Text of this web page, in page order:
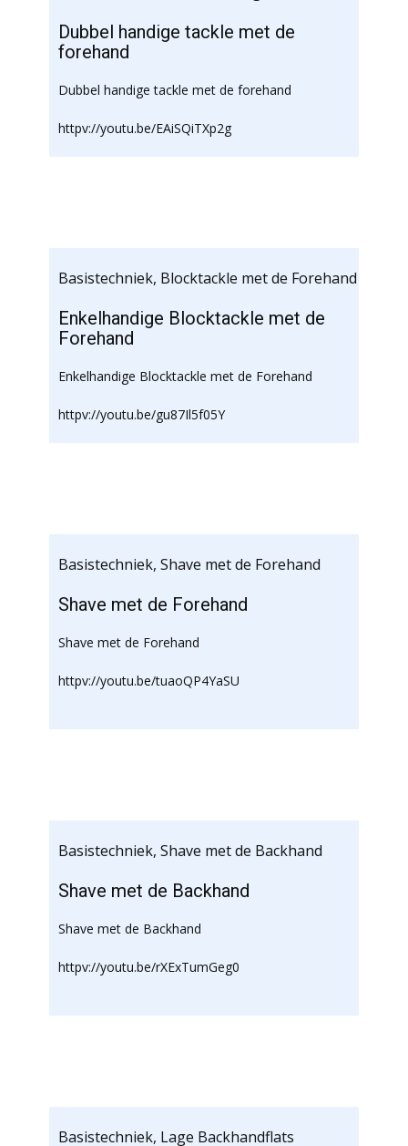
Dubbel handige tackle met de
forehand
Dubbel handige tackle met de forehand
httpv://youtu.be/EAiSQiTXp2g
Basistechniek, Blocktackle met de Forehand
Enkelhandige Blocktackle met de
Forehand
Enkelhandige Blocktackle met de Forehand
httpv://youtu.be/gu87Il5f05Y
Basistechniek, Shave met de Forehand
Shave met de Forehand
Shave met de Forehand
httpv://youtu.be/tuaoQP4YaSU
Basistechniek, Shave met de Backhand
Shave met de Backhand
Shave met de Backhand
httpv://youtu.be/rXExTumGeg0
Basistechniek, Lage Backhandflats